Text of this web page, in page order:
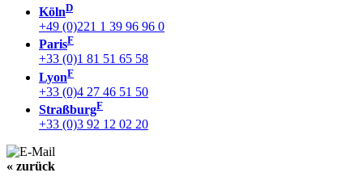
KölnD
+49 (0)221 1 39 96 96 0
ParisF
+33 (0)1 81 51 65 58
LyonF
+33 (0)4 27 46 51 50
StraßburgF
+33 (0)3 92 12 02 20
« zurück